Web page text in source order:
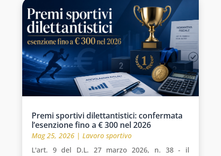
Premi sportivi dilettantistici: confermata
l’esenzione fino a € 300 nel 2026
Mag 25, 2026| Lavoro sportivo
L'art. 9 del D.L. 27 marzo 2026, n. 38 - il